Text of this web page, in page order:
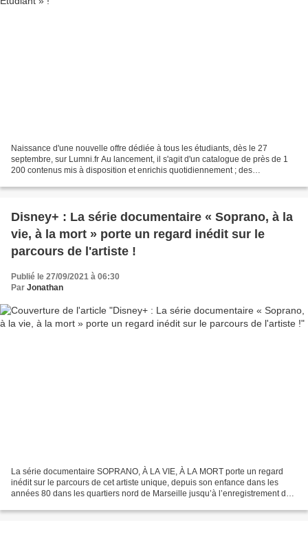
Naissance d'une nouvelle offre dédiée à tous les étudiants, dès le 27
septembre, sur Lumni.fr Au lancement, il s'agit d'un catalogue de près de 1
200 contenus mis à disposition et enrichis quotidiennement ; des
Disney+ : La série documentaire « Soprano, à la
vie, à la mort » porte un regard inédit sur le
parcours de l'artiste !
Publié le 27/09/2021 à 06:30
Par Jonathan
La série documentaire SOPRANO, À LA VIE, À LA MORT porte un regard
inédit sur le parcours de cet artiste unique, depuis son enfance dans les
années 80 dans les quartiers nord de Marseille jusqu’à l’enregistrement de